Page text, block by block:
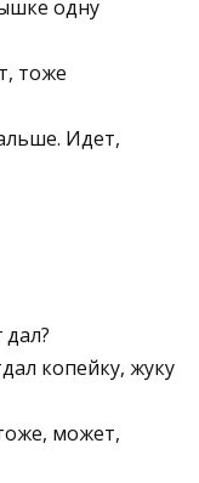
одну
тоже
Идет,
копейку, жуку
может,